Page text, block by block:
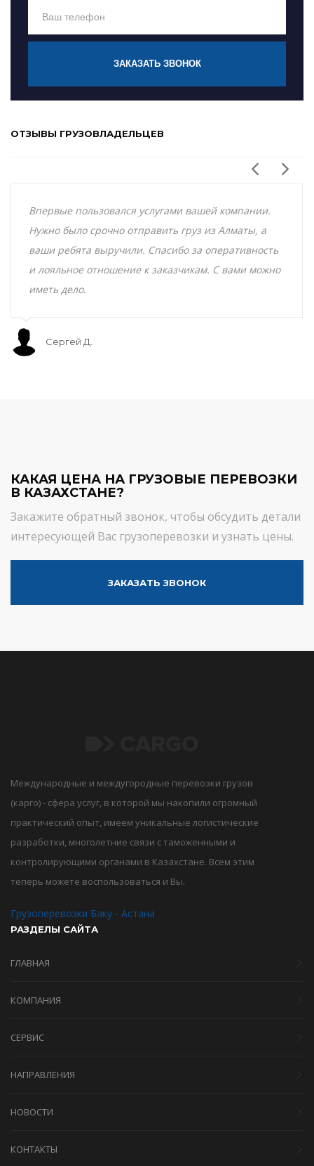
ЗАКАЗАТЬ ЗВОНОК
ОТЗЫВЫ ГРУЗОВЛАДЕЛЬЦЕВ
Впервые пользовался услугами вашей компании.
Нужно было срочно отправить груз из Алматы, а
ваши ребята выручили. Спасибо за оперативность
и лояльное отношение к заказчикам. С вами можно
иметь дело.
Сергей Д.
КАКАЯ ЦЕНА НА ГРУЗОВЫЕ ПЕРЕВОЗКИ
В КАЗАХСТАНЕ?
Закажите обратный звонок, чтобы обсудить детали
интересующей Вас грузоперевозки и узнать цены.
ЗАКАЗАТЬ ЗВОНОК
Международные и междугородные перевозки грузов
(карго) - сфера услуг, в которой мы накопили огромный
практический опыт, имеем уникальные логистические
разработки, многолетние связи с таможенными и
контролирующими органами в Казахстане. Всем этим
теперь можете воспользоваться и Вы.
Грузоперевозки Баку - Астана
РАЗДЕЛЫ САЙТА
ГЛАВНАЯ
КОМПАНИЯ
СЕРВИС
НАПРАВЛЕНИЯ
НОВОСТИ
КОНТАКТЫ